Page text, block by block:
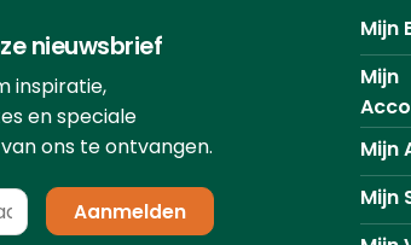
nieuwsbrief
inspiratie,
en speciale
ons te ontvangen.
Mijn
Mijn
Mijn
Mijn